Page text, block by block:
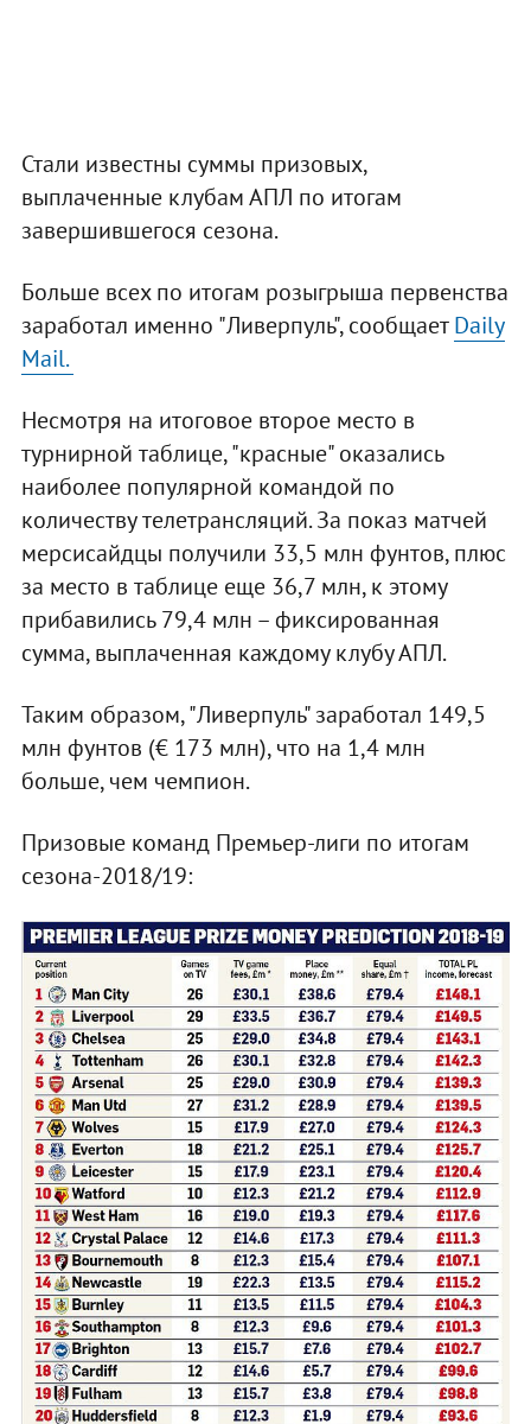
Стали известны суммы призовых,
выплаченные клубам АПЛ по итогам
завершившегося сезона.
Больше всех по итогам розыгрыша первенства
заработал именно "Ливерпуль", сообщаетDaily
Mail.
Несмотря на итоговое второе место в
турнирной таблице, "красные" оказались
наиболее популярной командой по
количеству телетрансляций. За показ матчей
мерсисайдцы получили 33,5 млн фунтов, плюс
за место в таблице еще 36,7 млн, к этому
прибавились 79,4 млн – фиксированная
сумма, выплаченная каждому клубу АПЛ.
Таким образом, "Ливерпуль" заработал 149,5
млн фунтов (€ 173 млн), что на 1,4 млн
больше, чем чемпион.
Призовые команд Премьер-лиги по итогам
сезона-2018/19: